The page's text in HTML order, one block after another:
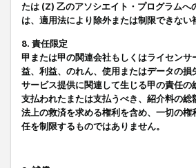
たは (Z) 乙のアソシエイト・プログラム
は、適用法により除外または制限できな
8. 責任限定
甲または甲の関連会社もしくはライセン
益、利益、のれん、使用またはデータの
サービス提供に関連して生じる甲の責任
支払われたまたは支払うべき、紹介料の
法上の救済を求める権利を含め、一切の
任を制限するものではありません。